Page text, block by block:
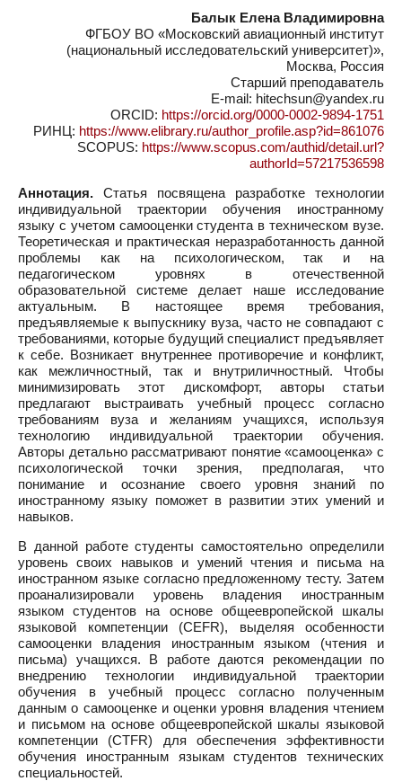
Балык Елена Владимировна
ФГБОУ ВО «Московский авиационный институт
(национальный исследовательский университет)»,
Москва, Россия
Старший преподаватель
E-mail: hitechsun@yandex.ru
ORCID: https://orcid.org/0000-0002-9894-1751
РИНЦ: https://www.elibrary.ru/author_profile.asp?id=861076
SCOPUS: https://www.scopus.com/authid/detail.url?
authorId=57217536598
Аннотация. Статья посвящена разработке технологии
индивидуальной траектории обучения иностранному
языку с учетом самооценки студента в техническом вузе.
Теоретическая и практическая неразработанность данной
проблемы как на психологическом, так и на
педагогическом уровнях в отечественной
образовательной системе делает наше исследование
актуальным. В настоящее время требования,
предъявляемые к выпускнику вуза, часто не совпадают с
требованиями, которые будущий специалист предъявляет
к себе. Возникает внутреннее противоречие и конфликт,
как межличностный, так и внутриличностный. Чтобы
минимизировать этот дискомфорт, авторы статьи
предлагают выстраивать учебный процесс согласно
требованиям вуза и желаниям учащихся, используя
технологию индивидуальной траектории обучения.
Авторы детально рассматривают понятие «самооценка» с
психологической точки зрения, предполагая, что
понимание и осознание своего уровня знаний по
иностранному языку поможет в развитии этих умений и
навыков.
В данной работе студенты самостоятельно определили
уровень своих навыков и умений чтения и письма на
иностранном языке согласно предложенному тесту. Затем
проанализировали уровень владения иностранным
языком студентов на основе общеевропейской шкалы
языковой компетенции (CEFR), выделяя особенности
самооценки владения иностранным языком (чтения и
письма) учащихся. В работе даются рекомендации по
внедрению технологии индивидуальной траектории
обучения в учебный процесс согласно полученным
данным о самооценке и оценки уровня владения чтением
и письмом на основе общеевропейской шкалы языковой
компетенции (CTFR) для обеспечения эффективности
обучения иностранным языкам студентов технических
специальностей.